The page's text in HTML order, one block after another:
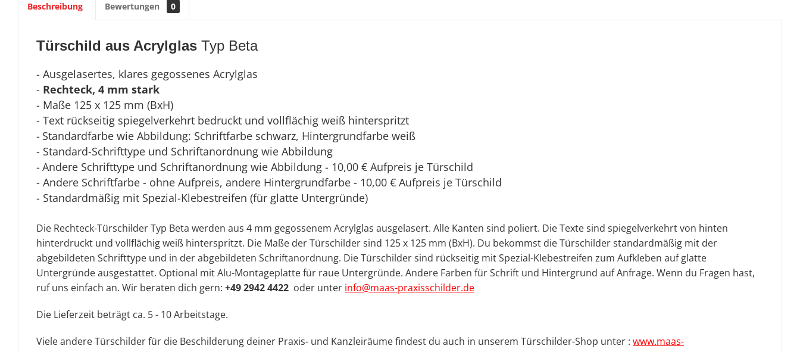
Beschreibung Bewertungen 0
Türschild aus Acrylglas Typ Beta
- Ausgelasertes, klares gegossenes Acrylglas
- Rechteck, 4 mm stark
- Maße 125 x 125 mm (BxH)
- Text rückseitig spiegelverkehrt bedruckt und vollflächig weiß hinterspritzt
- Standardfarbe wie Abbildung: Schriftfarbe schwarz, Hintergrundfarbe weiß
- Standard-Schrifttype und Schriftanordnung wie Abbildung
- Andere Schrifttype und Schriftanordnung wie Abbildung - 10,00 € Aufpreis je Türschild
- Andere Schriftfarbe - ohne Aufpreis, andere Hintergrundfarbe - 10,00 € Aufpreis je Türschild
- Standardmäßig mit Spezial-Klebestreifen (für glatte Untergründe)
Die Rechteck-Türschilder Typ Beta werden aus 4 mm gegossenem Acrylglas ausgelasert. Alle Kanten sind poliert. Die Texte sind spiegelverkehrt von hinten
hinterdruckt und vollflächig weiß hinterspritzt. Die Maße der Türschilder sind 125 x 125 mm (BxH). Du bekommst die Türschilder standardmäßig mit der
abgebildeten Schrifttype und in der abgebildeten Schriftanordnung. Die Türschilder sind rückseitig mit Spezial-Klebestreifen zum Aufkleben auf glatte
Untergründe ausgestattet. Optional mit Alu-Montageplatte für raue Untergründe. Andere Farben für Schrift und Hintergrund auf Anfrage. Wenn du Fragen hast,
ruf uns einfach an. Wir beraten dich gern: +49 2942 4422 oder unter info@maas-praxisschilder.de
Die Lieferzeit beträgt ca. 5 - 10 Arbeitstage.
Viele andere Türschilder für die Beschilderung deiner Praxis- und Kanzleiräume findest du auch in unserem Türschilder-Shop unter : www.maas-